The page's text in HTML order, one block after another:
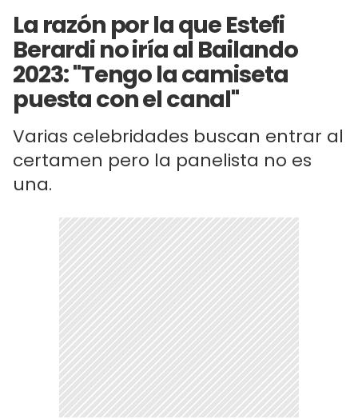
La razón por la que Estefi
Berardi no iría al Bailando
2023: "Tengo la camiseta
puesta con el canal"
Varias celebridades buscan entrar al
certamen pero la panelista no es
una.